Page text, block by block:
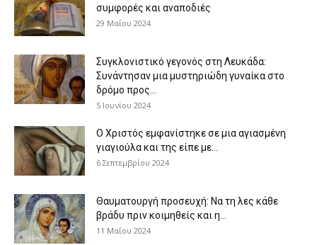
συμφορές και αναποδιές
29 Μαΐου 2024
Συγκλονιστικό γεγονός στη Λευκάδα:
Συνάντησαν μια μυστηριώδη γυναίκα στο
δρόμο προς...
5 Ιουνίου 2024
Ο Χριστός εμφανίστηκε σε μια αγιασμένη
γιαγιούλα και της είπε με...
6 Σεπτεμβρίου 2024
Θαυματουργή προσευχή: Να τη λες κάθε
βράδυ πριν κοιμηθείς και η...
11 Μαΐου 2024